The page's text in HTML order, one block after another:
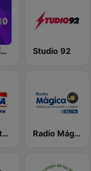
Radio Oxígeno Studio 92
Radio Exitosa Radio Mágica 88.3 FM